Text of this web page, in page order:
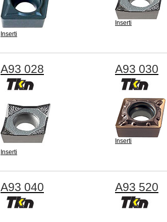
Inserti
Inserti
A93 028
Inserti
A93 030
Inserti
A93 040 A93 520